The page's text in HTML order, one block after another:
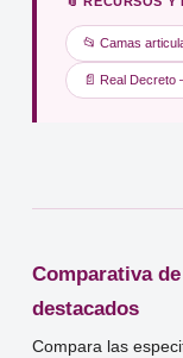
📂 Camas
📄 Real
Comparativa
destacados
Compara las